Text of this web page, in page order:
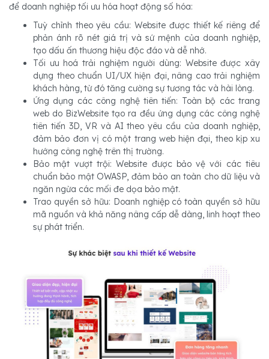
để doanh nghiệp tối ưu hóa hoạt động số hóa:
Tuỳ chỉnh theo yêu cầu: Website được thiết kế riêng để
phản ánh rõ nét giá trị và sứ mệnh của doanh nghiệp,
tạo dấu ấn thương hiệu độc đáo và dễ nhớ.
Tối ưu hoá trải nghiệm người dùng: Website được xây
dựng theo chuẩn UI/UX hiện đại, nâng cao trải nghiệm
khách hàng, từ đó tăng cường sự tương tác và hài lòng.
Ứng dụng các công nghệ tiên tiến: Toàn bộ các trang
web do BizWebsite tạo ra đều ứng dụng các công nghệ
tiên tiến 3D, VR và AI theo yêu cầu của doanh nghiệp,
đảm bảo đơn vị có một trang web hiện đại, theo kịp xu
hướng công nghệ trên thị trường.
Bảo mật vượt trội: Website được bảo vệ với các tiêu
chuẩn bảo mật OWASP, đảm bảo an toàn cho dữ liệu và
ngăn ngừa các mối đe dọa bảo mật.
Trao quyền sở hữu: Doanh nghiệp có toàn quyền sở hữu
mã nguồn và khả năng nâng cấp dễ dàng, linh hoạt theo
sự phát triển.